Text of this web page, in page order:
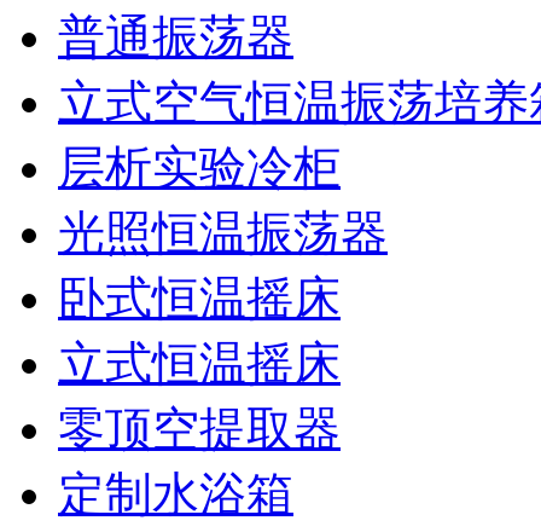
普通振荡器
立式空气恒温振荡培养
层析实验冷柜
光照恒温振荡器
卧式恒温摇床
立式恒温摇床
零顶空提取器
定制水浴箱